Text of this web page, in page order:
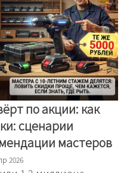
по акции: как
сценарии
мастеров
2026